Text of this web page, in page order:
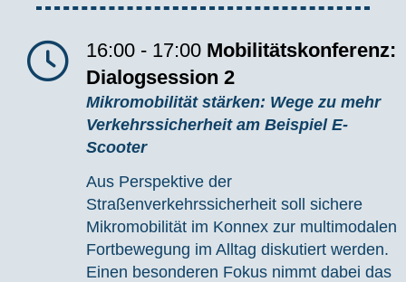
16:00 - 17:00 Mobilitätskonferenz:
Dialogsession 2
Mikromobilität stärken: Wege zu mehr
Verkehrssicherheit am Beispiel E-
Scooter
Aus Perspektive der
Straßenverkehrssicherheit soll sichere
Mikromobilität im Konnex zur multimodalen
Fortbewegung im Alltag diskutiert werden.
Einen besonderen Fokus nimmt dabei das